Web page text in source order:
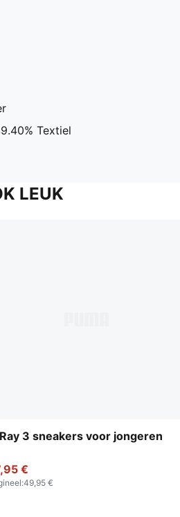
Textiel
LEUK
3 sneakers voor jongeren
€
:49,95 €